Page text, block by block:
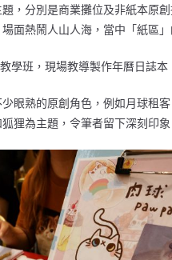
，分別是商業攤位及非紙本原
面熱鬧人山人海，當中「紙區
學班，現場教導製作年曆日誌
少眼熟的原創角色，例如月球租
狸為主題，令筆者留下深刻印象